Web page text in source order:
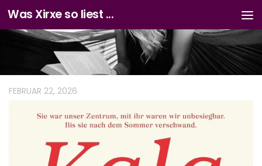
Zum Inhalt springen
Was Xirxe so liest ...
FEBRUAR 22, 2026